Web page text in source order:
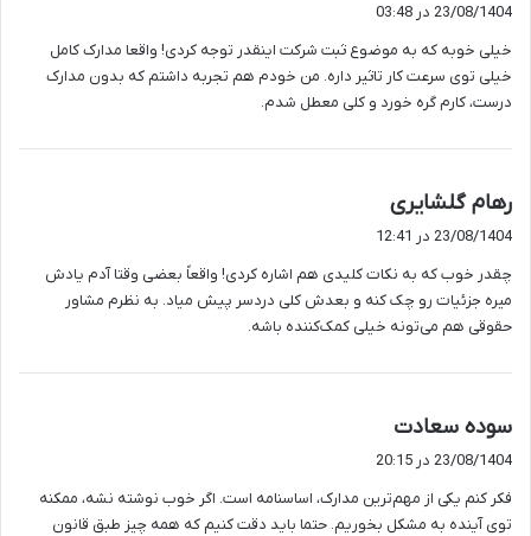
:
23/08/1404 در 03:48
خیلی خوبه که به موضوع ثبت شرکت اینقدر توجه کردی! واقعا مدارک کامل
خیلی توی سرعت کار تاثیر داره. من خودم هم تجربه داشتم که بدون مدارک
درست، کارم گره خورد و کلی معطل شدم.
رهام گلشایری
ف
:
23/08/1404 در 12:41
چقدر خوب که به نکات کلیدی هم اشاره کردی! واقعاً بعضی وقتا آدم یادش
میره جزئیات رو چک کنه و بعدش کلی دردسر پیش میاد. به نظرم مشاور
حقوقی هم می‌تونه خیلی کمک‌کننده باشه.
سوده سعادت
ف
:
23/08/1404 در 20:15
فکر کنم یکی از مهم‌ترین مدارک، اساسنامه است. اگر خوب نوشته نشه، ممکنه
توی آینده به مشکل بخوریم. حتما باید دقت کنیم که همه چیز طبق قانون